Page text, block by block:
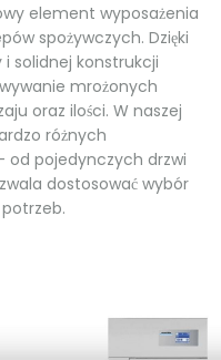
element wyposażenia
spożywczych. Dzięki
solidnej konstrukcji
mrożonych
oraz ilości. W naszej
różnych
pojedynczych drzwi
dostosować wybór